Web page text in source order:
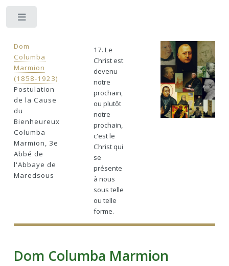
Dom
Columba
Marmion
(1858-1923)
Postulation
de la Cause
du
Bienheureux
Columba
Marmion, 3e
Abbé de
l'Abbaye de
Maredsous
17. Le
Christ est
devenu
notre
prochain,
ou plutôt
notre
prochain,
c'est le
Christ qui
se
présente
à nous
sous telle
ou telle
forme.
Dom Columba Marmion